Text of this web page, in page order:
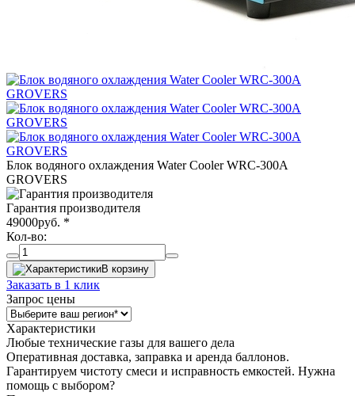
Блок водяного охлаждения Water Cooler WRC-300A
GROVERS
Гарантия производителя
49000руб. *
Кол-во:
В корзину
Заказать в 1 клик
Запрос цены
Характеристики
Любые технические газы для вашего дела
Оперативная доставка, заправка и аренда баллонов.
Гарантируем чистоту смеси и исправность емкостей. Нужна
помощь с выбором?